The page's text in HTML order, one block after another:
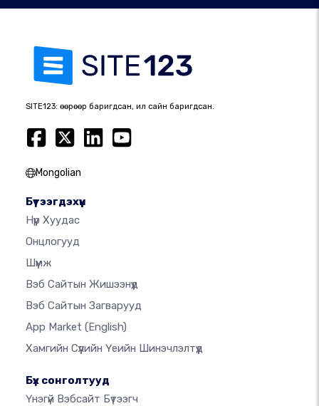
SITE123: өөрөөр баригдсан, илүү сайн баригдсан.
Mongolian
Бүтээгдэхүүн
Нүүр Хуудас
Онцлогууд
Шүүмж
Вэб Сайтын Жишээнүүд
Вэб Сайтын Загварууд
App Market (English)
Хамгийн Сүүлийн Үеийн Шинэчлэлтүүд
Бүх сонголтууд
Үнэгүй Вэбсайт Бүтээгч